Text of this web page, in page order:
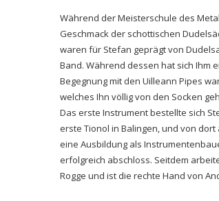
Während der Meisterschule des
Geschmack der schottischen
waren für Stefan geprägt von
Band. Während dessen hat sich Ihm
Begegnung mit den Uilleann Pipes
welches Ihn völlig von den Socken
Das erste Instrument bestellte sich
erste Tionol in Balingen, und von
eine Ausbildung als
erfolgreich abschloss. Seitdem
Rogge und ist die rechte Hand von